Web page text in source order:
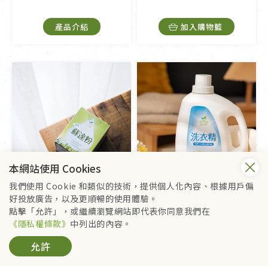
產品介紹 加入購物籃
活力淨
萬用蘇達粉
$65
活力淨
本網站使用 Cookies
我們使用 Cookie 和類似的技術，提供個人化內容、根據用戶偏
好投放廣告，以及更順暢的使用體驗。
點擊「允許」，或繼續瀏覽網站即代表你同意我們在
《隱私權條款》 中列出的內容。
允許